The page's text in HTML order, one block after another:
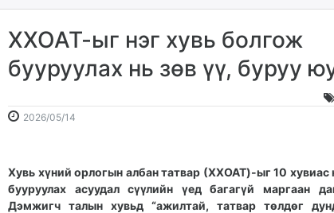
ХХОАТ-ыг нэг хувь болгож
бууруулах нь зөв үү, буруу
2026/05/14
11:32:40
17:10:30
Хувь хүний орлогын албан татвар (ХХОАТ)-ыг 10 хувиас
бууруулах асуудал сүүлийн үед багагүй маргаан
Дэмжигч талын хувьд “ажилтай, татвар төлдөг